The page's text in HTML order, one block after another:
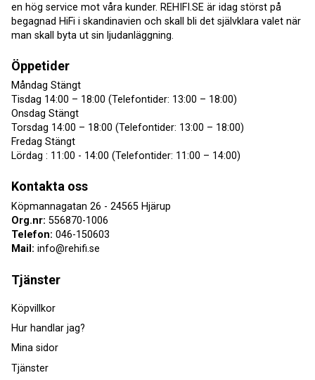
en hög service mot våra kunder. REHIFI.SE är idag störst på
begagnad HiFi i skandinavien och skall bli det självklara valet när
man skall byta ut sin ljudanläggning.
Öppetider
Måndag Stängt
Tisdag 14:00 – 18:00 (Telefontider: 13:00 – 18:00)
Onsdag Stängt
Torsdag 14:00 – 18:00 (Telefontider: 13:00 – 18:00)
Fredag Stängt
Lördag : 11:00 - 14:00 (Telefontider: 11:00 – 14:00)
Kontakta oss
Köpmannagatan 26 - 24565 Hjärup
Org.nr: 556870-1006
Telefon: 046-150603
Mail: info@rehifi.se
Tjänster
Köpvillkor
Hur handlar jag?
Mina sidor
Tjänster